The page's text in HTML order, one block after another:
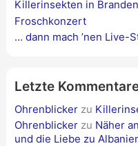
Killerinsekten in
Froschkonzert
… dann mach ’nen Live-
Letzte
Ohrenblickerzu
Ohrenblickerzu Näher
und die Liebe zu